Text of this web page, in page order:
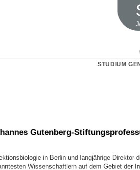
STUDIUM
Gutenberg-
in Berlin und langjährige Direktor
Wissenschaftlern auf dem Gebiet der